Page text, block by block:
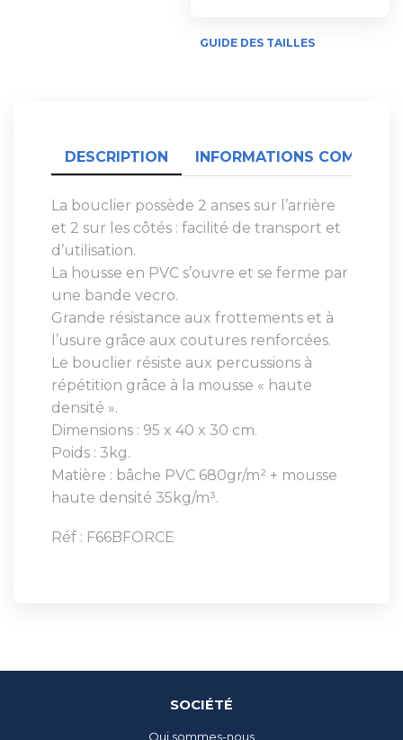
GUIDE DES TAILLES
DESCRIPTION INFORMATIONS
La bouclier possède 2 anses sur l’arrière
et 2 sur les côtés : facilité de transport et
d’utilisation.
La housse en PVC s’ouvre et se ferme par
une bande vecro.
Grande résistance aux frottements et à
l’usure grâce aux coutures renforcées.
Le bouclier résiste aux percussions à
répétition grâce à la mousse « haute
densité ».
Dimensions : 95 x 40 x 30 cm.
Poids : 3kg.
Matière : bâche PVC 680gr/m² + mousse
haute densité 35kg/m³.
Réf : F66BFORCE
SOCIÉTÉ
Qui sommes-nous